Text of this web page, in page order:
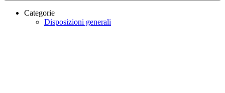
Categorie
Disposizioni generali